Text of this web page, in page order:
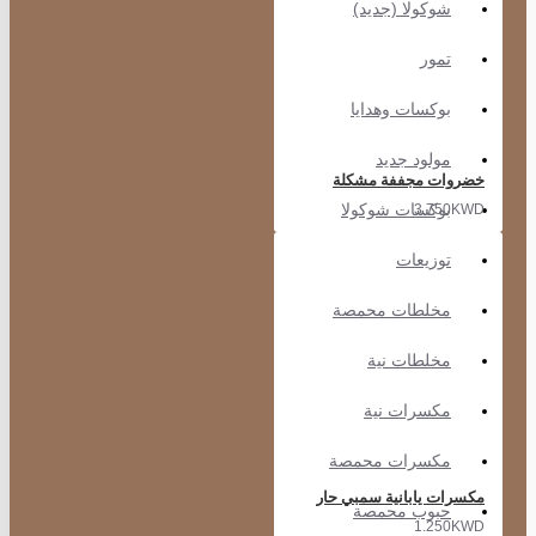
شوكولا (جديد)
تمور
بوكسات وهدايا
مولود جديد
بوكسات شوكولا
توزيعات
مخلطات محمصة
مخلطات نية
مكسرات نية
مكسرات محمصة
حبوب محمصة
خضروات مجففة مشكلة
3.750KWD
مكسرات يابانية سمبي حار
1.250KWD